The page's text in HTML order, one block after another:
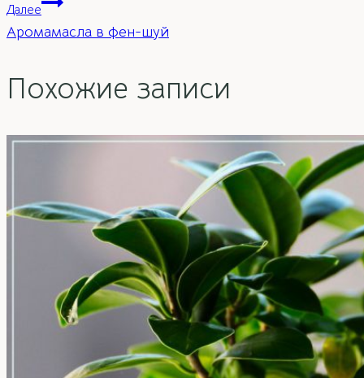
записям
Далее
Аромамасла в фен-шуй
Похожие записи